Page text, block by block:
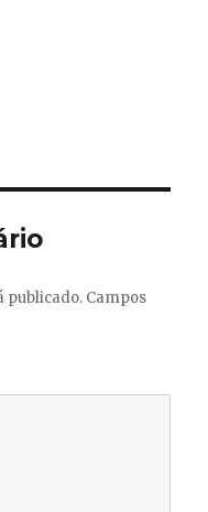
publicado. Campos